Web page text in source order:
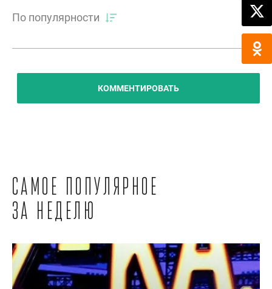
По популярности
КОММЕНТИРОВАТЬ
Самое популярное
за неделю